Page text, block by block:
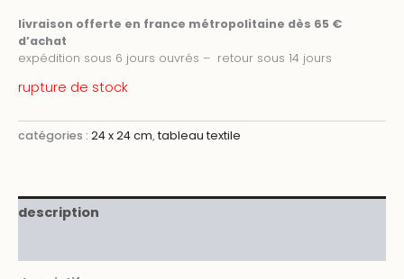
livraison offerte en france métropolitaine dès 65 €
d’achat
expédition sous 6 jours ouvrés – retour sous 14 jours
rupture de stock
catégories : 24 x 24 cm,tableau textile
description